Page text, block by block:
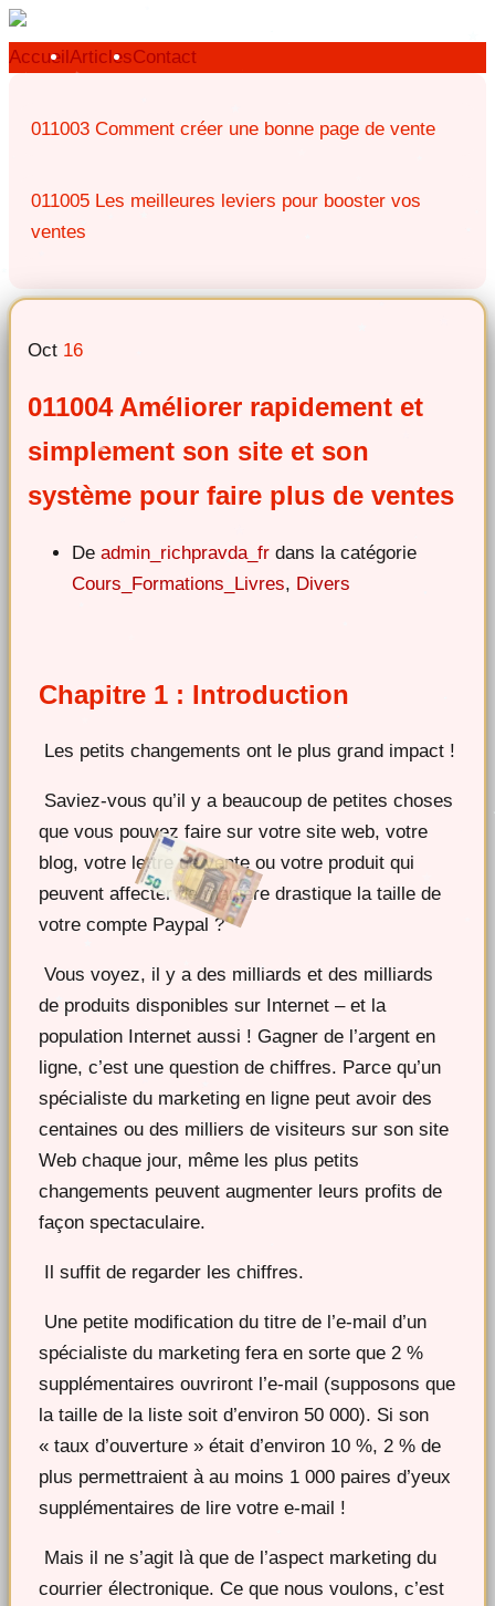
AccueilArticlesContact
011003 Comment créer une bonne page de vente
011005 Les meilleures leviers pour booster vos
ventes
Oct 16
011004 Améliorer rapidement et
simplement son site et son
système pour faire plus de ventes
De admin_richpravda_fr dans la catégorie
Cours_Formations_Livres, Divers
Chapitre 1 : Introduction
Les petits changements ont le plus grand impact !
Saviez-vous qu’il y a beaucoup de petites choses
que vous pouvez faire sur votre site web, votre
blog, votre lettre de vente ou votre produit qui
peuvent affecter de manière drastique la taille de
votre compte Paypal ?
Vous voyez, il y a des milliards et des milliards
de produits disponibles sur Internet – et la
population Internet aussi ! Gagner de l’argent en
ligne, c’est une question de chiffres. Parce qu’un
spécialiste du marketing en ligne peut avoir des
centaines ou des milliers de visiteurs sur son site
Web chaque jour, même les plus petits
changements peuvent augmenter leurs profits de
façon spectaculaire.
Il suffit de regarder les chiffres.
Une petite modification du titre de l’e-mail d’un
spécialiste du marketing fera en sorte que 2 %
supplémentaires ouvriront l’e-mail (supposons que
la taille de la liste soit d’environ 50 000). Si son
« taux d’ouverture » était d’environ 10 %, 2 % de
plus permettraient à au moins 1 000 paires d’yeux
supplémentaires de lire votre e-mail !
Mais il ne s’agit là que de l’aspect marketing du
courrier électronique. Ce que nous voulons, c’est